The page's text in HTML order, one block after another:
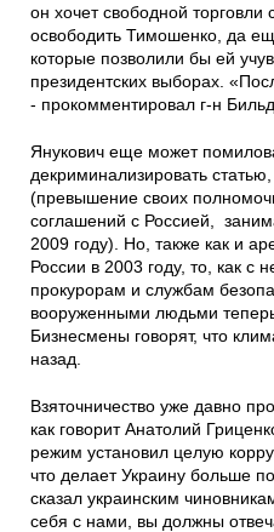
он хочет свободной
освободить Тимошенко, да
которые позволили бы ей
президентских выборах.
- прокомментировал г-н
Янукович еще может
декриминализировать
(превышение своих
соглашений с Россией,
2009 году). Но, также как и
России в 2003 году, то, как с
прокурорам и службам
вооруженными людьми
Бизнесмены говорят, что
назад.
Взяточничество уже давно
как говорит Анатолий
режим установил целую
что делает Украину больше
сказал украинским
себя с нами, вы должны